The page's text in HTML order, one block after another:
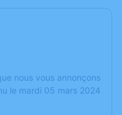
nous vous annonçons
le mardi 05 mars 2024